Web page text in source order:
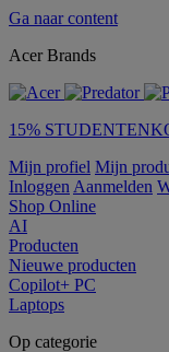
Ga naar content
Acer Brands
15%
Mijn profiel Mijn
Inloggen Aanmelden
Shop Online
AI
Producten
Nieuwe producten
Copilot+ PC
Laptops
Op categorie